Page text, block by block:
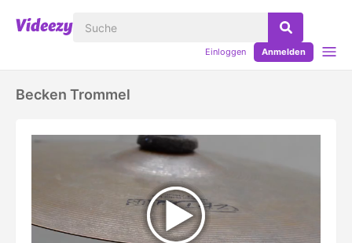
Einloggen Anmelden
Becken Trommel